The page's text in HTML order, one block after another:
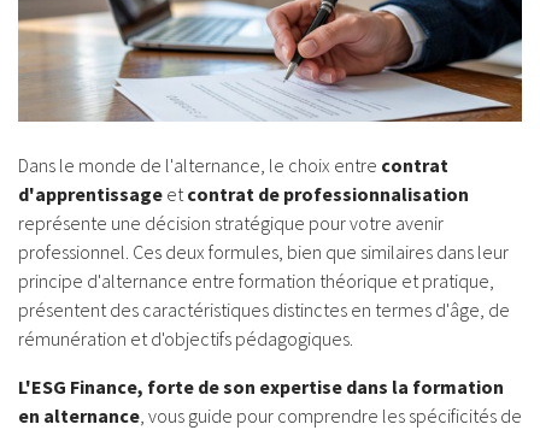
Dans le monde de l'alternance, le choix entre contrat
d'apprentissage et contrat de professionnalisation
représente une décision stratégique pour votre avenir
professionnel. Ces deux formules, bien que similaires dans leur
principe d'alternance entre formation théorique et pratique,
présentent des caractéristiques distinctes en termes d'âge, de
rémunération et d'objectifs pédagogiques.
L'ESG Finance, forte de son expertise dans la formation
en alternance , vous guide pour comprendre les spécificités de